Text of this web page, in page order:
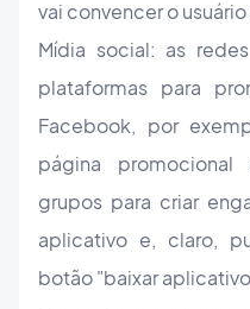
vai convencer o
Mídia social: as
plataformas para
Facebook, por
página
grupos para criar
aplicativo e, claro,
botão "baixar